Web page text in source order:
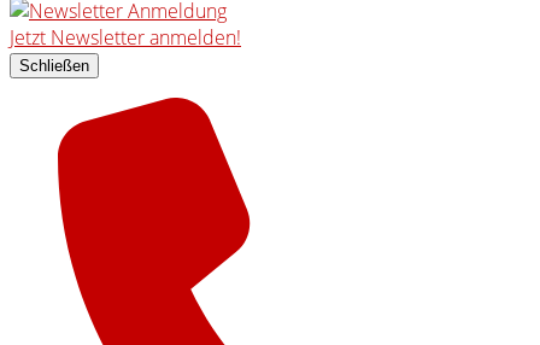
Jetzt Newsletter anmelden!
Schließen